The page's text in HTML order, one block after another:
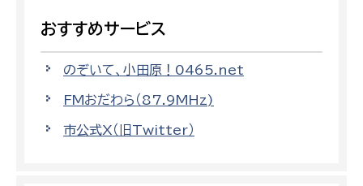
おすすめサービス
のぞいて、小田原！0465.net
FMおだわら（87.9MHz)
市公式X（旧Twitter）